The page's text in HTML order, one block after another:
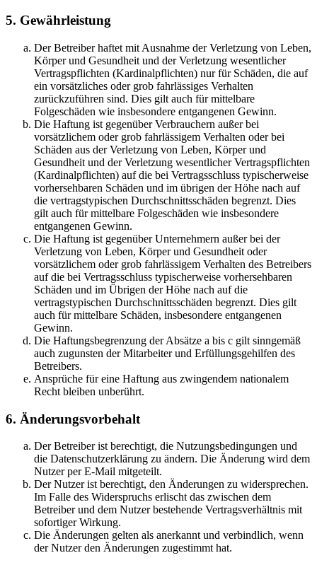
5. Gewährleistung
Der Betreiber haftet mit Ausnahme der Verletzung von Leben,
Körper und Gesundheit und der Verletzung wesentlicher
Vertragspflichten (Kardinalpflichten) nur für Schäden, die auf
ein vorsätzliches oder grob fahrlässiges Verhalten
zurückzuführen sind. Dies gilt auch für mittelbare
Folgeschäden wie insbesondere entgangenen Gewinn.
Die Haftung ist gegenüber Verbrauchern außer bei
vorsätzlichem oder grob fahrlässigem Verhalten oder bei
Schäden aus der Verletzung von Leben, Körper und
Gesundheit und der Verletzung wesentlicher Vertragspflichten
(Kardinalpflichten) auf die bei Vertragsschluss typischerweise
vorhersehbaren Schäden und im übrigen der Höhe nach auf
die vertragstypischen Durchschnittsschäden begrenzt. Dies
gilt auch für mittelbare Folgeschäden wie insbesondere
entgangenen Gewinn.
Die Haftung ist gegenüber Unternehmern außer bei der
Verletzung von Leben, Körper und Gesundheit oder
vorsätzlichem oder grob fahrlässigem Verhalten des Betreibers
auf die bei Vertragsschluss typischerweise vorhersehbaren
Schäden und im Übrigen der Höhe nach auf die
vertragstypischen Durchschnittsschäden begrenzt. Dies gilt
auch für mittelbare Schäden, insbesondere entgangenen
Gewinn.
Die Haftungsbegrenzung der Absätze a bis c gilt sinngemäß
auch zugunsten der Mitarbeiter und Erfüllungsgehilfen des
Betreibers.
Ansprüche für eine Haftung aus zwingendem nationalem
Recht bleiben unberührt.
6. Änderungsvorbehalt
Der Betreiber ist berechtigt, die Nutzungsbedingungen und
die Datenschutzerklärung zu ändern. Die Änderung wird dem
Nutzer per E-Mail mitgeteilt.
Der Nutzer ist berechtigt, den Änderungen zu widersprechen.
Im Falle des Widerspruchs erlischt das zwischen dem
Betreiber und dem Nutzer bestehende Vertragsverhältnis mit
sofortiger Wirkung.
Die Änderungen gelten als anerkannt und verbindlich, wenn
der Nutzer den Änderungen zugestimmt hat.